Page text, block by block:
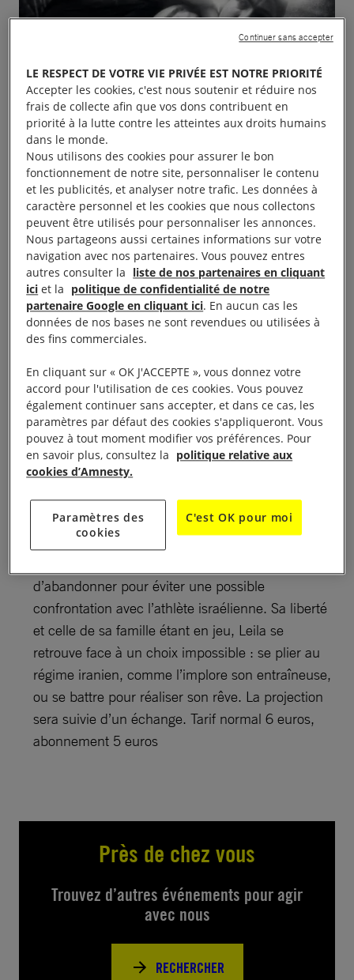
Projection du film Tatami à 17h30 au Cinéma Le
Bretagne
Dans le cadre des évènements autour du 10
décembre le groupe Amnesty International Les
Abers et le cinéma Le Bretagne projette le film
iranien « Tatami » de Zar Amir Ebrahimi, Guy
Nattiv La judokate iranienne Leila se rend aux
Championnats du monde de judo avec son
entraîneuse Maryam. Elle a l’intention de ramener
sa première médaille d’or à l’Iran. Mais au cours
de la compétition, elle reçoit un ultimatum de la
d’abandonner pour éviter une possible
confrontation avec l’athlète israélienne. Sa liberté
et celle de sa famille étant en jeu, Leila se
retrouve face à un choix impossible : se plier au
régime iranien, comme l’implore son entraîneuse,
ou se battre pour réaliser son rêve. La projection
sera suivie d’un échange. Tarif normal 6 euros,
abonnement 5 euros
Près de chez vous
Trouvez d’autres événements pour agir
avec nous
RECHERCHER
LE RESPECT DE VOTRE VIE PRIVÉE EST NOTRE PRIORITÉ
Accepter les cookies, c'est nous soutenir et réduire nos
frais de collecte afin que vos dons contribuent en
priorité à la lutte contre les atteintes aux droits humains
dans le monde.
Nous utilisons des cookies pour assurer le bon
fonctionnement de notre site, personnaliser le contenu
et les publicités, et analyser notre trafic. Les données à
caractère personnel et les cookies que nous collectons
peuvent être utilisés pour personnaliser les annonces.
Nous partageons aussi certaines informations sur votre
navigation avec nos partenaires. Vous pouvez entres
autres consulter la liste de nos partenaires en cliquant
ici et la politique de confidentialité de notre
partenaire Google en cliquant ici. En aucun cas les
données de nos bases ne sont revendues ou utilisées à
des fins commerciales.
En cliquant sur « OK J'ACCEPTE », vous donnez votre
accord pour l'utilisation de ces cookies. Vous pouvez
également continuer sans accepter, et dans ce cas, les
paramètres par défaut des cookies s'appliqueront. Vous
pouvez à tout moment modifier vos préférences. Pour
en savoir plus, consultez la politique relative aux
cookies d’Amnesty.
Paramètres des
cookies
C'est OK pour moi
Continuer sans accepter